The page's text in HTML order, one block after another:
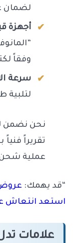
لضمان
أجهزة
وفقاً
سرعة
لتلبية
نحن نضمن
تقريراً
عملية شحن
“قد يهمك:
استعد انتعاش
علامات